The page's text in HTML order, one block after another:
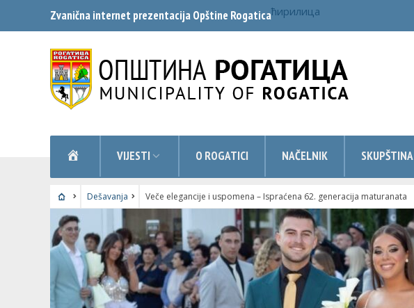
Zvanična internet prezentacija Opštine Rogaticaћирилица
NASLOVNAVIJESTI O ROGATICI NAČELNIK SKUPŠTINA
Dešavanja Veče elegancije i uspomena – Ispraćena 62. generacija maturanata